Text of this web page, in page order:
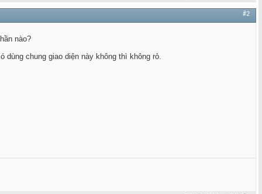
#2
nào?
dùng chung giao diện này không thì không rỏ.